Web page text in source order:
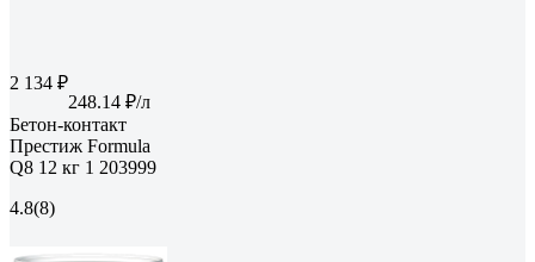
2 134 ₽
248.14 ₽/л
Бетон-контакт
Престиж Formula
Q8 12 кг 1 203999
4.8(8)